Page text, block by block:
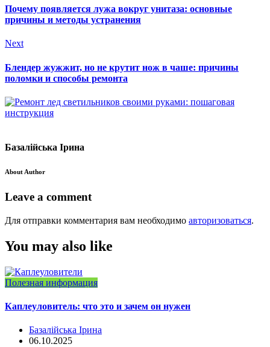
Почему появляется лужа вокруг унитаза: основные
причины и методы устранения
Next
Блендер жужжит, но не крутит нож в чаше: причины
поломки и способы ремонта
Базалійська Ірина
About Author
Leave a comment
Для отправки комментария вам необходимо авторизоваться.
You may also like
Полезная информация
Каплеуловитель: что это и зачем он нужен
Базалійська Ірина
06.10.2025